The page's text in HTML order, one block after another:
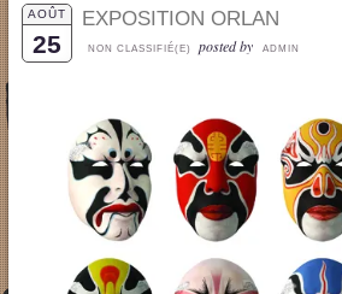
AOÛT
25
EXPOSITION ORLAN
NON CLASSIFIÉ(E) posted by ADMIN